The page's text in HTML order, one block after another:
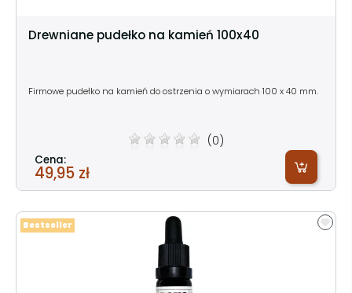
Drewniane pudełko na kamień 100x40
Firmowe pudełko na kamień do ostrzenia o wymiarach 100 x 40 mm.
(0)
Cena:
49,95 zł
Bestseller